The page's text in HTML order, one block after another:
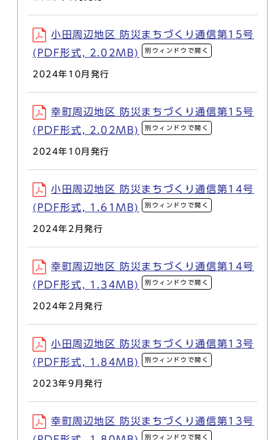
小田周辺地区 防災まちづくり通信第15号
(PDF形式, 2.02MB)
別ウィンドウで開く
2024年10月発行
幸町周辺地区 防災まちづくり通信第15号
(PDF形式, 2.02MB)
別ウィンドウで開く
2024年10月発行
小田周辺地区 防災まちづくり通信第14号
(PDF形式, 1.61MB)
別ウィンドウで開く
2024年2月発行
幸町周辺地区 防災まちづくり通信第14号
(PDF形式, 1.34MB)
別ウィンドウで開く
2024年2月発行
小田周辺地区 防災まちづくり通信第13号
(PDF形式, 1.84MB)
別ウィンドウで開く
2023年9月発行
幸町周辺地区 防災まちづくり通信第13号
別ウィンドウで開く